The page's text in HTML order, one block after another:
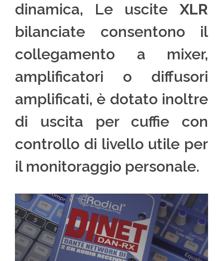
dinamica, Le uscite XLR
bilanciate consentono il
collegamento a mixer,
amplificatori o diffusori
amplificati, è dotato inoltre
di uscita per cuffie con
controllo di livello utile per
il monitoraggio personale.